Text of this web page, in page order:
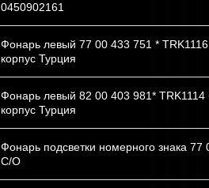
0450902161
Фонарь левый 77 00 433 751 *
корпус Турция
Фонарь левый 82 00 403 981*
корпус Турция
Фонарь подсветки номерного знака 77
С/О